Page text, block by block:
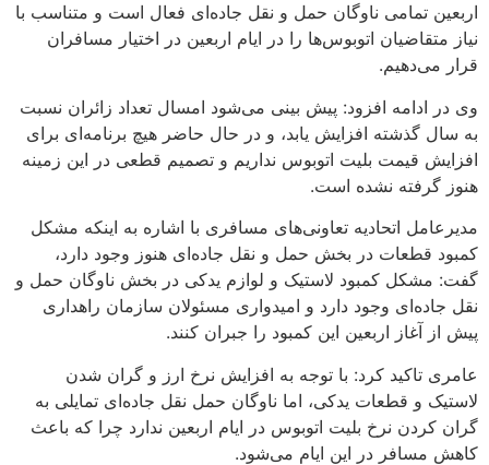
اربعین تمامی ناوگان حمل و نقل جاده‌ای فعال است و متناسب با
نیاز متقاضیان اتوبوس‌ها را در ایام اربعین در اختیار مسافران
قرار می‌دهیم.
وی در ادامه افزود: پیش بینی می‌شود امسال تعداد زائران نسبت
به سال گذشته افزایش یابد، و در حال حاضر هیچ برنامه‌ای برای
افزایش قیمت بلیت اتوبوس نداریم و تصمیم قطعی در این زمینه
هنوز گرفته نشده است.
مدیرعامل اتحادیه تعاونی‌های مسافری با اشاره به اینکه مشکل
کمبود قطعات در بخش حمل و نقل جاده‌ای هنوز وجود دارد،
گفت: مشکل کمبود لاستیک و لوازم یدکی در بخش ناوگان حمل و
نقل جاده‌ای وجود دارد و امیدواری مسئولان سازمان راهداری
پیش از آغاز اربعین این کمبود را جبران کنند.
عامری تاکید کرد: با توجه به افزایش نرخ ارز و گران شدن
لاستیک و قطعات یدکی، اما ناوگان حمل نقل جاده‌ای تمایلی به
گران کردن نرخ بلیت اتوبوس در ایام اربعین ندارد چرا که باعث
کاهش مسافر در این ایام می‌شود.